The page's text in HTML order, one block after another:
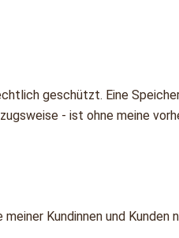
geschützt. Eine
- ist ohne meine
Kundinnen und Kunden